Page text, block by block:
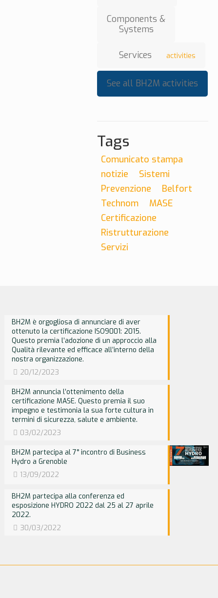
Components &
Systems
Servicesactivities
See all BH2M activities
Tags
Comunicato stampa
notizie
Sistemi
Prevenzione
Belfort
Technom
MASE
Certificazione
Ristrutturazione
Servizi
BH2M è orgogliosa di annunciare di aver
ottenuto la certificazione ISO9001: 2015.
Questo premia l’adozione di un approccio alla
Qualità rilevante ed efficace all’interno della
nostra organizzazione.
20/12/2023
BH2M annuncia l’ottenimento della
certificazione MASE. Questo premia il suo
impegno e testimonia la sua forte cultura in
termini di sicurezza, salute e ambiente.
03/02/2023
BH2M partecipa al 7° incontro di Business
Hydro a Grenoble
13/09/2022
BH2M partecipa alla conferenza ed
esposizione HYDRO 2022 dal 25 al 27 aprile
2022.
30/03/2022